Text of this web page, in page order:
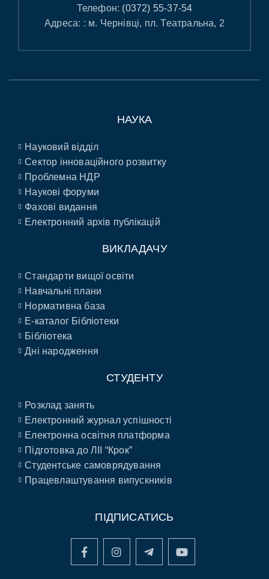
Телефон: (0372) 55-37-54
Адреса: : м. Чернівці, пл. Театральна, 2
НАУКА
Науковий відділ
Сектор інноваційного розвитку
Проблемна НДР
Наукові форуми
Фахові видання
Електронний архів публікацій
ВИКЛАДАЧУ
Стандарти вищої освіти
Навчальні плани
Нормативна база
E-каталог Бібліотеки
Бібліотека
Дні народження
СТУДЕНТУ
Розклад занять
Електронний журнал успішності
Електронна освітня платформа
Підготовка до ЛІІ “Крок”
Студентське самоврядування
Працевлаштування випускників
ПІДПИСАТИСЬ